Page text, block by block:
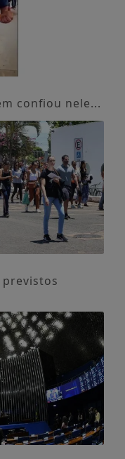
confiou nele...